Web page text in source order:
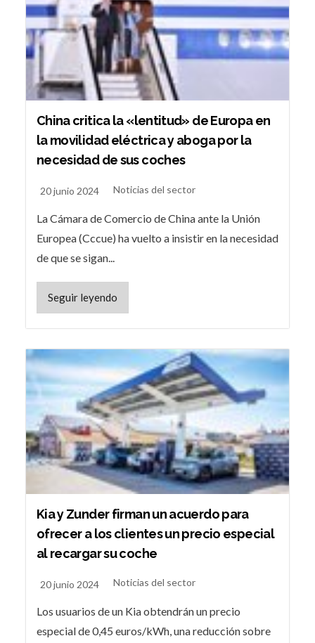
China critica la «lentitud» de Europa en
la movilidad eléctrica y aboga por la
necesidad de sus coches
20 junio 2024 Noticias del sector
La Cámara de Comercio de China ante la Unión
Europea (Cccue) ha vuelto a insistir en la necesidad
de que se sigan...
Seguir leyendo
Kia y Zunder firman un acuerdo para
ofrecer a los clientes un precio especial
al recargar su coche
20 junio 2024 Noticias del sector
Los usuarios de un Kia obtendrán un precio
especial de 0,45 euros/kWh, una reducción sobre